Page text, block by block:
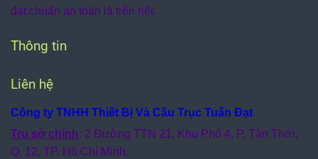
đạt chuẩn an toàn là trên hết.
Thông tin
Liên hệ
Công ty TNHH Thiết Bị Và Cầu Trục Tuấn Đạt
Trụ sở chính: 2 Đường TTN 21, Khu Phố 4, P. Tân Thới,
Q. 12, TP. Hồ Chí Minh.